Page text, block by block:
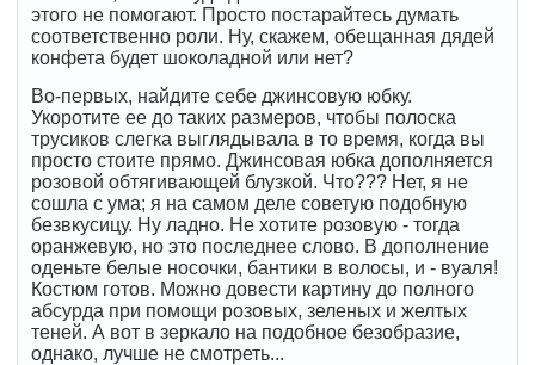
этого не помогают. Просто постарайтесь думать
соответственно роли. Ну, скажем, обещанная дядей
конфета будет шоколадной или нет?
Во-первых, найдите себе джинсовую юбку.
Укоротите ее до таких размеров, чтобы полоска
трусиков слегка выглядывала в то время, когда вы
просто стоите прямо. Джинсовая юбка дополняется
розовой обтягивающей блузкой. Что??? Нет, я не
сошла с ума; я на самом деле советую подобную
безвкусицу. Ну ладно. Не хотите розовую - тогда
оранжевую, но это последнее слово. В дополнение
оденьте белые носочки, бантики в волосы, и - вуаля!
Костюм готов. Можно довести картину до полного
абсурда при помощи розовых, зеленых и желтых
теней. А вот в зеркало на подобное безобразие,
однако, лучше не смотреть...